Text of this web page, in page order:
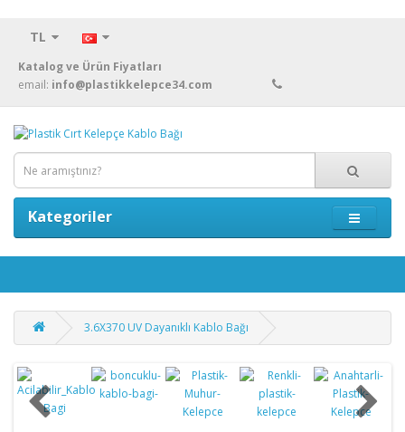
TL
Katalog ve Ürün Fiyatları
email: info@plastikkelepce34.com
Kategoriler
3.6X370 UV Dayanıklı Kablo Bağı